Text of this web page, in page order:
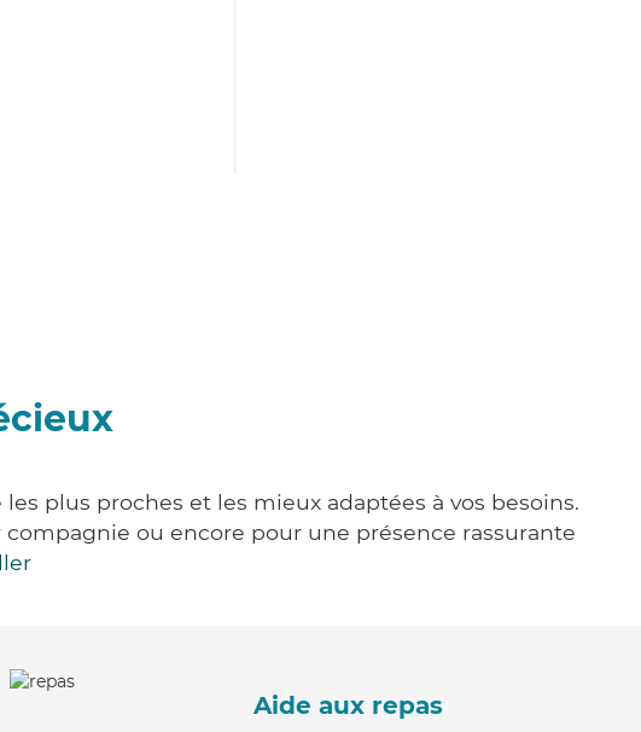
plus proches et les mieux adaptées à vos besoins.
ou encore pour une présence rassurante
Aide aux repas